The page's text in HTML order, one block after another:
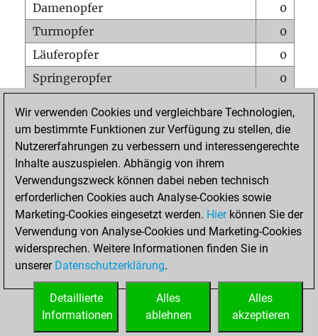
Damenopfer
0
Turmopfer
0
Läuferopfer
0
Springeropfer
0
Matt auf vollem Brett
0
Bauer setzt Matt
0
Erstickte Matts
Unterverwandlungen
Türme auf der siebten
0
STARTSEITE
Wir verwenden Cookies und vergleichbare Technologien,
um bestimmte Funktionen zur Verfügung zu stellen, die
Nutzererfahrungen zu verbessern und interessengerechte
Inhalte auszuspielen. Abhängig von ihrem
Verwendungszweck können dabei neben technisch
erforderlichen Cookies auch Analyse-Cookies sowie
Marketing-Cookies eingesetzt werden. Hierkönnen Sie der
Verwendung von Analyse-Cookies und Marketing-Cookies
widersprechen. Weitere Informationen finden Sie in
unserer Datenschutzerklärung.
Alles
akzeptieren
Alles
ablehnen
Detaillierte
Informationen